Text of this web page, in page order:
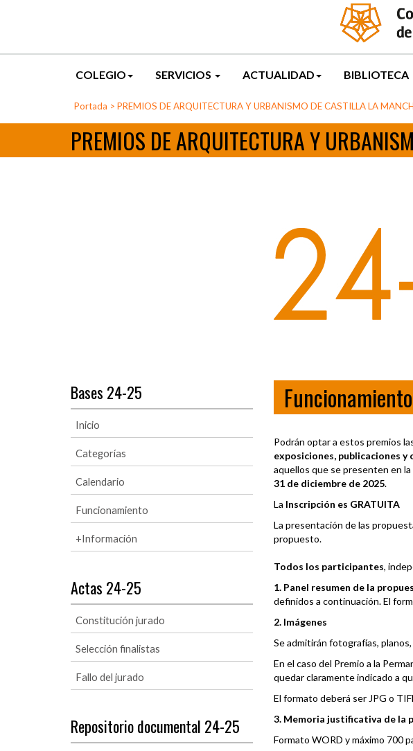
COLEGIO SERVICIOS ACTUALIDAD BIBLIOTECA
Portada > PREMIOS DE ARQUITECTURA Y URBANISMO DE CASTILLA LA
PREMIOS DE ARQUITECTURA Y
Bases 24-25
Inicio
Categorías
Calendario
Funcionamiento
+Información
Actas 24-25
Constitución jurado
Selección finalistas
Fallo del jurado
Repositorio documental 24-25
Funcionamiento
Podrán optar a estos premios
exposiciones, publicaciones
aquellos que se presenten en
31 de diciembre de 2025.
La Inscripción es GRATUITA
La presentación de las
propuesto.
Todos los participantes,
1. Panel resumen de la
definidos a continuación. El
2. Imágenes
Se admitirán fotografías,
En el caso del Premio a la
quedar claramente indicado a
El formato deberá ser JPG o
3. Memoria justificativa de la
Formato WORD y máximo 700